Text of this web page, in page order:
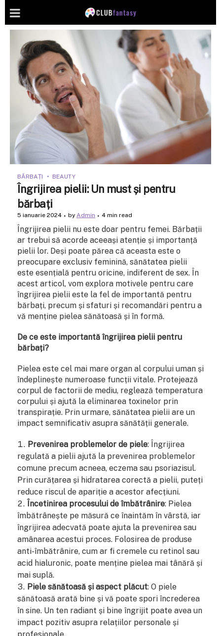
BĂRBAȚI BEAUTY
Îngrijirea pielii: Un must și pentru
bărbați
5 ianuarie 2024 by Admin 4 min read
Îngrijirea pielii nu este doar pentru femei. Bărbații
ar trebui să acorde aceeași atenție și importanță
pielii lor. Deși poate părea că aceasta este o
preocupare exclusiv feminină, sănătatea pielii
este esențială pentru oricine, indiferent de sex. În
acest articol, vom explora motivele pentru care
îngrijirea pielii este la fel de importantă pentru
bărbați, precum și sfaturi și recomandări pentru a
vă menține pielea sănătoasă și în formă.
De ce este importantă îngrijirea pielii pentru
bărbați?
Pielea este cel mai mare organ al corpului uman și
îndeplinește numeroase funcții vitale. Protejează
corpul de factorii de mediu, reglează temperatura
corpului și ajută la eliminarea toxinelor prin
transpirație. Prin urmare, sănătatea pielii are un
impact semnificativ asupra sănătății generale.
Prevenirea problemelor de piele: Îngrijirea
regulată a pielii ajută la prevenirea problemelor
comune precum acneea, eczema sau psoriazisul.
Prin curățarea și hidratarea corectă a pielii, puteți
reduce riscul de apariție a acestor afecțiuni.
Încetinirea procesului de îmbătrânire: Pielea
îmbătrânește pe măsură ce înaintăm în vârstă, iar
îngrijirea adecvată poate ajuta la prevenirea sau
amânarea acestui proces. Folosirea de produse
anti-îmbătrânire, cum ar fi cremele cu retinol sau
acid hialuronic, poate menține pielea mai tânără și
mai suplă.
Piele sănătoasă și aspect plăcut: O piele
sănătoasă arată bine și vă poate spori încrederea
în sine. Un ten radiant și bine îngrijit poate avea un
impact pozitiv asupra relațiilor personale și